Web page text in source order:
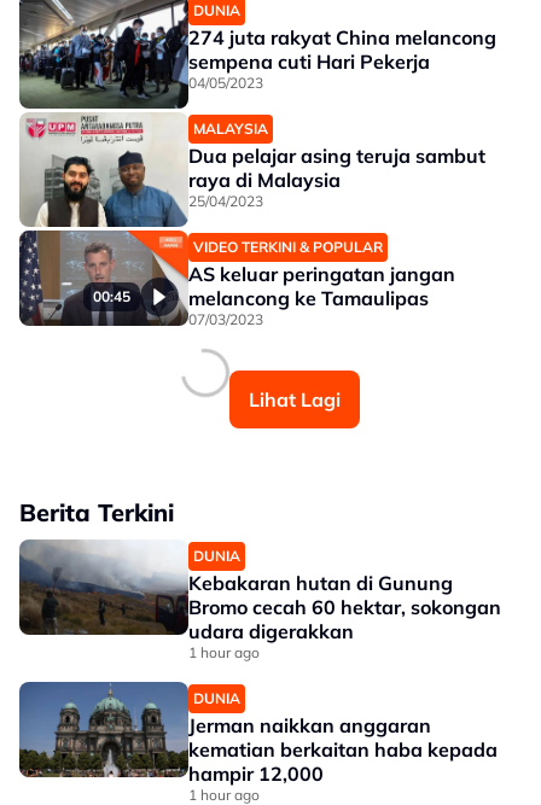
DUNIA
274 juta rakyat China melancong
sempena cuti Hari Pekerja
04/05/2023
MALAYSIA
Dua pelajar asing teruja sambut
raya di Malaysia
25/04/2023
00:45
VIDEO TERKINI & POPULAR
AS keluar peringatan jangan
melancong ke Tamaulipas
07/03/2023
Lihat Lagi
Berita Terkini
DUNIA
Kebakaran hutan di Gunung
Bromo cecah 60 hektar, sokongan
udara digerakkan
1 hour ago
DUNIA
Jerman naikkan anggaran
kematian berkaitan haba kepada
hampir 12,000
1 hour ago